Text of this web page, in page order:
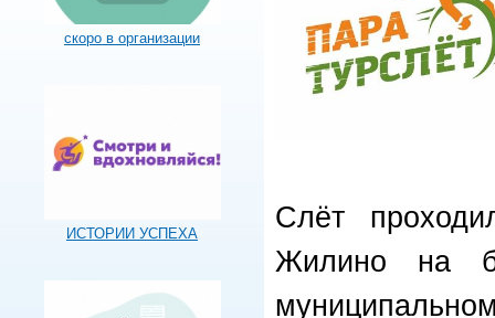
скоро в организации
ИСТОРИИ УСПЕХА
Слёт
Жилино на